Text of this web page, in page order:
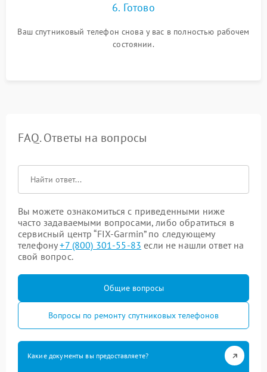
6. Готово
Ваш спутниковый телефон снова у вас в полностью рабочем
состоянии.
FAQ. Ответы на вопросы
Вы можете ознакомиться с приведенными ниже
часто задаваемыми вопросами, либо обратиться в
сервисный центр “FIX-Garmin” по следующему
телефону+7 (800) 301-55-83 если не нашли ответ на
свой вопрос.
Общие вопросы
Вопросы по ремонту спутниковых телефонов
Какие документы вы предоставляете?